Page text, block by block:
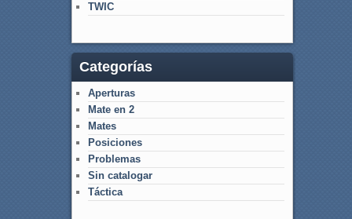
TWIC
Categorías
Aperturas
Mate en 2
Mates
Posiciones
Problemas
Sin catalogar
Táctica